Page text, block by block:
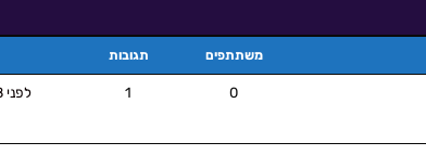
משתתפים תגובות
0
1 לפני 8 חודשים, 3 שבועות